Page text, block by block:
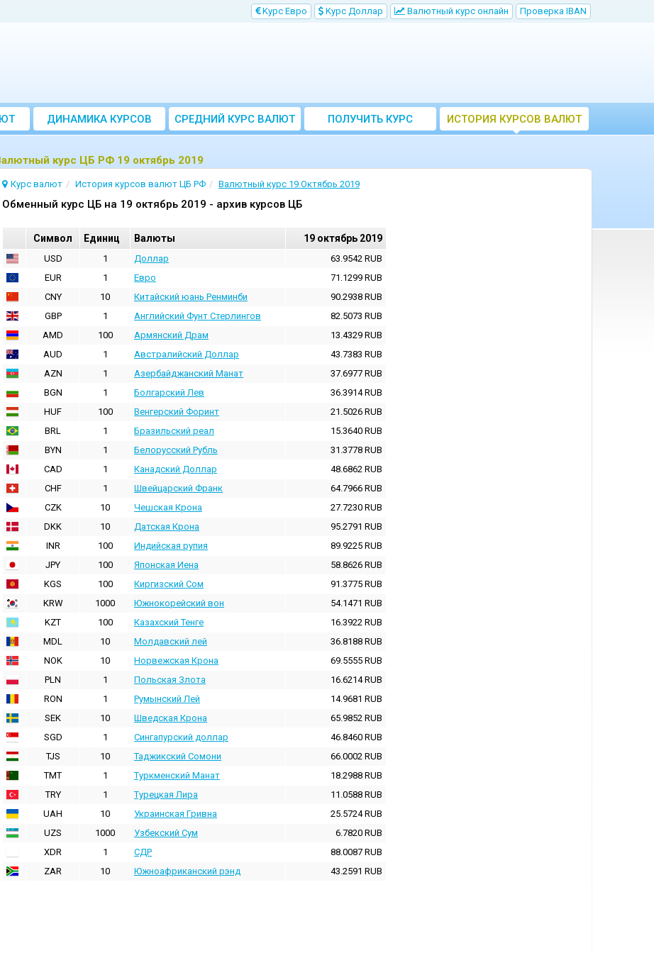
Kурс Евро Kурс Доллар Bалютный курс онлайн Проверка IBAN
ДИНАМИКА КУРСОВ
CРЕДНИЙ КУРС ВАЛЮТ
ЗА МЕСЯЦ
ПОЛУЧИТЬ КУРС
ВАЛЮТ ЦБ
ИСТОРИЯ КУРСОВ ВАЛЮТ
ЦБ РФ
курс ЦБ РФ 19 октябрь 2019
Курс валют История курсов валют ЦБ РФ Валютный курс 19 Октябрь 2019
Oбменный курс ЦБ на 19 октябрь 2019 - архив курсов ЦБ
Cимвол Единиц Валюты 19 октябрь 2019
USD 1 Доллар 63.9542 RUB
EUR
1 Евро 71.1299 RUB
CNY
10 Китайский юань Ренминби 90.2938 RUB
GBP
1 Английский Фунт Стерлингов 82.5073 RUB
AMD
100 Армянский Драм 13.4329 RUB
AUD
1 Австралийский Доллар 43.7383 RUB
AZN
1 Азербайджанский Манат 37.6977 RUB
BGN
1 Болгарский Лев 36.3914RUB
HUF
100 Венгерский Форинт 21.5026 RUB
BRL
1 Бразильский реал 15.3640 RUB
BYN
1 Белорусский Рубль 31.3778 RUB
CAD
1 Канадский Доллар 48.6862 RUB
CHF
1 Швейцарский Франк 64.7966 RUB
CZK
10 Чешская Крона 27.7230 RUB
DKK
10 Датская Крона 95.2791 RUB
INR
100 Индийская pупия 89.9225 RUB
JPY
100 Японская Иена 58.8626 RUB
KGS
100 Киргизский Сом 91.3775 RUB
KRW
1000 Южнокорейский вон 54.1471 RUB
KZT
100 Казахский Тенге 16.3922 RUB
MDL
10 Молдавский лей 36.8188 RUB
NOK
10 Норвежская Крона 69.5555 RUB
PLN
1 Польская Злота 16.6214RUB
RON
1 Румынский Лей 14.9681 RUB
SEK
10 Шведская Крона 65.9852 RUB
SGD
1 Сингапурский доллар 46.8460 RUB
TJS
10 Таджикский Сомони 66.0002 RUB
TMT
1 Туркменский Манат 18.2988 RUB
TRY
1 Турецкая Лира 11.0588 RUB
UAH
10 Украинская Гривна 25.5724RUB
UZS
1000 Узбекский Сум 6.7820 RUB
XDR
1 СДР 88.0087 RUB
ZAR
10 Южноафриканский рэнд 43.2591 RUB